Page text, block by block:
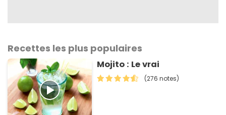
Recettes les plus populaires
Mojito : Le vrai
(276 notes)